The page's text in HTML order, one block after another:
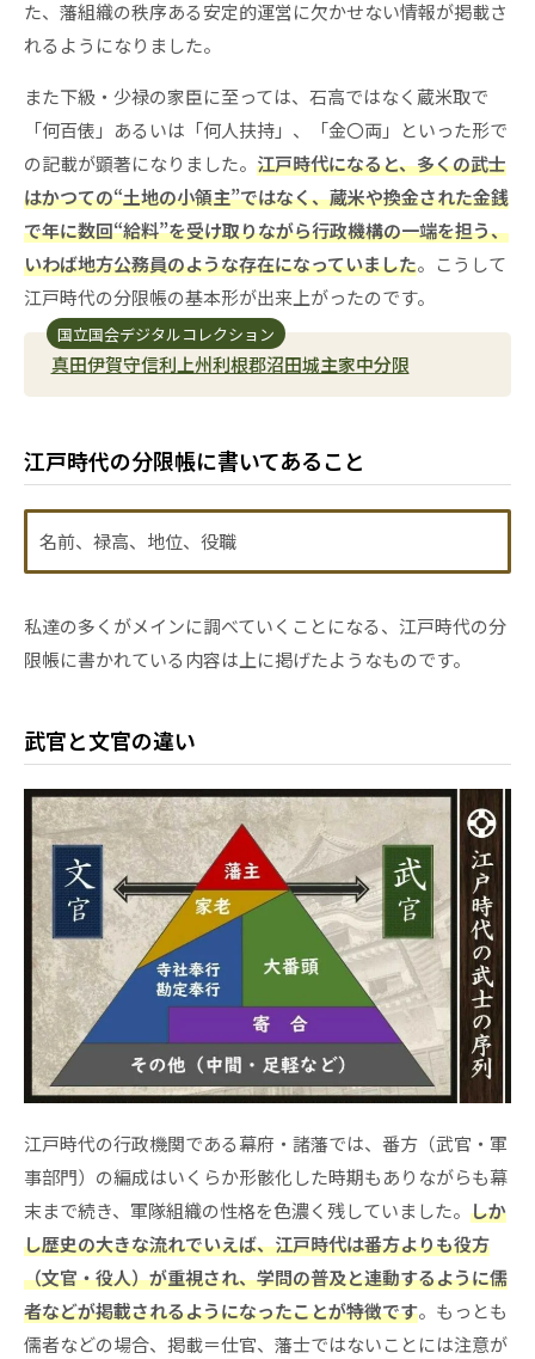
た、藩組織の秩序ある安定的運営に欠かせない情報が掲載さ
れるようになりました。
また下級・少禄の家臣に至っては、石高ではなく蔵米取で
「何百俵」あるいは「何人扶持」、「金〇両」といった形で
の記載が顕著になりました。 江戸時代になると、多くの武士
はかつての“土地の小領主”ではなく、蔵米や換金された金銭
で年に数回“給料”を受け取りながら行政機構の一端を担う、
いわば地方公務員のような存在になっていました。こうして
江戸時代の分限帳の基本形が出来上がったのです。
国立国会デジタルコレクション
真田伊賀守信利上州利根郡沼田城主家中分限
江戸時代の分限帳に書いてあること
名前、禄高、地位、役職
私達の多くがメインに調べていくことになる、江戸時代の分
限帳に書かれている内容は上に掲げたようなものです。
武官と文官の違い
江戸時代の行政機関である幕府・諸藩では、番方（武官・軍
事部門）の編成はいくらか形骸化した時期もありながらも幕
末まで続き、軍隊組織の性格を色濃く残していました。 しか
し歴史の大きな流れでいえば、江戸時代は番方よりも役方
（文官・役人）が重視され、学問の普及と連動するように儒
者などが掲載されるようになったことが特徴です。もっとも
儒者などの場合、掲載＝仕官、藩士ではないことには注意が